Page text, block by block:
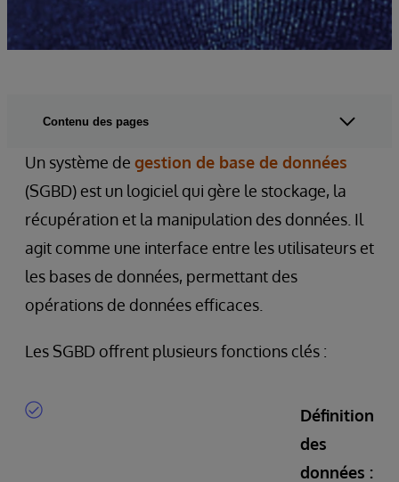
Un système de gestion de base de données
(SGBD) est un logiciel qui gère le stockage, la
récupération et la manipulation des données. Il
agit comme une interface entre les utilisateurs et
les bases de données, permettant des
opérations de données efficaces.
Les SGBD offrent plusieurs fonctions clés :
Définition
des
données :
Contenu des pages